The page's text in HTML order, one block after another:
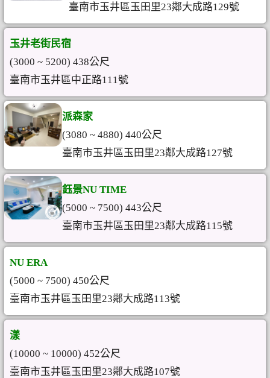
臺南市玉井區玉田里23鄰大成路129號
玉井老街民宿
(3000 ~ 5200) 438公尺
臺南市玉井區中正路111號
派森家
(3080 ~ 4880) 440公尺
臺南市玉井區玉田里23鄰大成路127號
鈺景NU TIME
(5000 ~ 7500) 443公尺
臺南市玉井區玉田里23鄰大成路115號
NU ERA
(5000 ~ 7500) 450公尺
臺南市玉井區玉田里23鄰大成路113號
漾
(10000 ~ 10000) 452公尺
臺南市玉井區玉田里23鄰大成路107號